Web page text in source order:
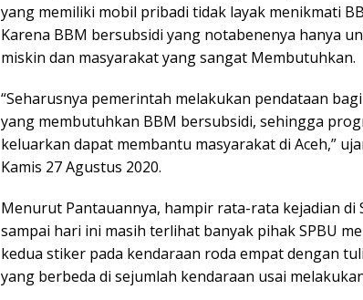
yang memiliki mobil pribadi tidak layak menikmati
Karena BBM bersubsidi yang notabenenya hanya
miskin dan masyarakat yang sangat Membutuhkan.
“Seharusnya pemerintah melakukan pendataan
yang membutuhkan BBM bersubsidi, sehingga
keluarkan dapat membantu masyarakat di Aceh,”
Kamis 27 Agustus 2020.
Menurut Pantauannya, hampir rata-rata kejadian di
sampai hari ini masih terlihat banyak pihak SPBU
kedua stiker pada kendaraan roda empat dengan
yang berbeda di sejumlah kendaraan usai